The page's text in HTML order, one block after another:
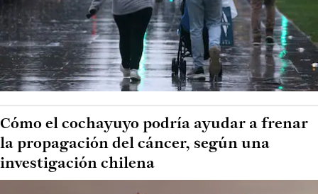
Cómo el cochayuyo podría ayudar a frenar
la propagación del cáncer, según una
investigación chilena